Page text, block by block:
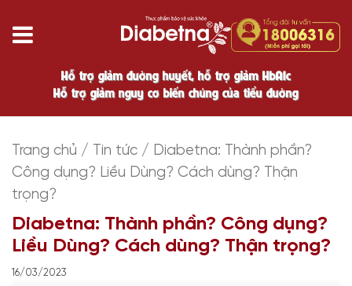
Hỗ trợ giảm đường huyết, hỗ trợ giảm HbA1c
Hỗ trợ giảm nguy cơ biến chứng của tiểu đường
Trang chủ / Tin tức / Diabetna: Thành phần?
Công dụng? Liều Dùng? Cách dùng? Thận
trọng?
Diabetna: Thành phần? Công dụng?
Liều Dùng? Cách dùng? Thận trọng?
16/03/2023